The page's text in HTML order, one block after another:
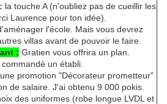
la touche A (n'oubliez pas de cueillir les
Laurence pour ton idée).
l'école. Mais vous devrez
villas avant de pouvoir le faire.
: Gratien vous offrira un plan.
un établi.
promotion "Décorateur prometteur"
de salaire. J'ai obtenu 9 000 pokis.
des uniformes (robe longue LVDL et